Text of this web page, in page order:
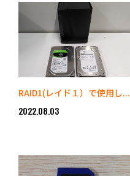
RAID1(レイド１）で使用し...
2022.08.03